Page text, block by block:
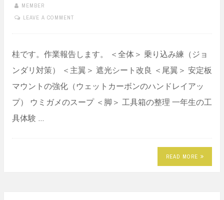
MEMBER
LEAVE A COMMENT
桂です。作業報告します。 ＜全体＞ 乗り込み練（ジョ
ンダリ対策） ＜主翼＞ 遮光シート改良 ＜尾翼＞ 安定板
マウントの強化（ウェットカーボンのハンドレイアッ
プ） ウミガメのスープ ＜脚＞ 工具箱の整理 一年生の工
具体験 …
READ MORE